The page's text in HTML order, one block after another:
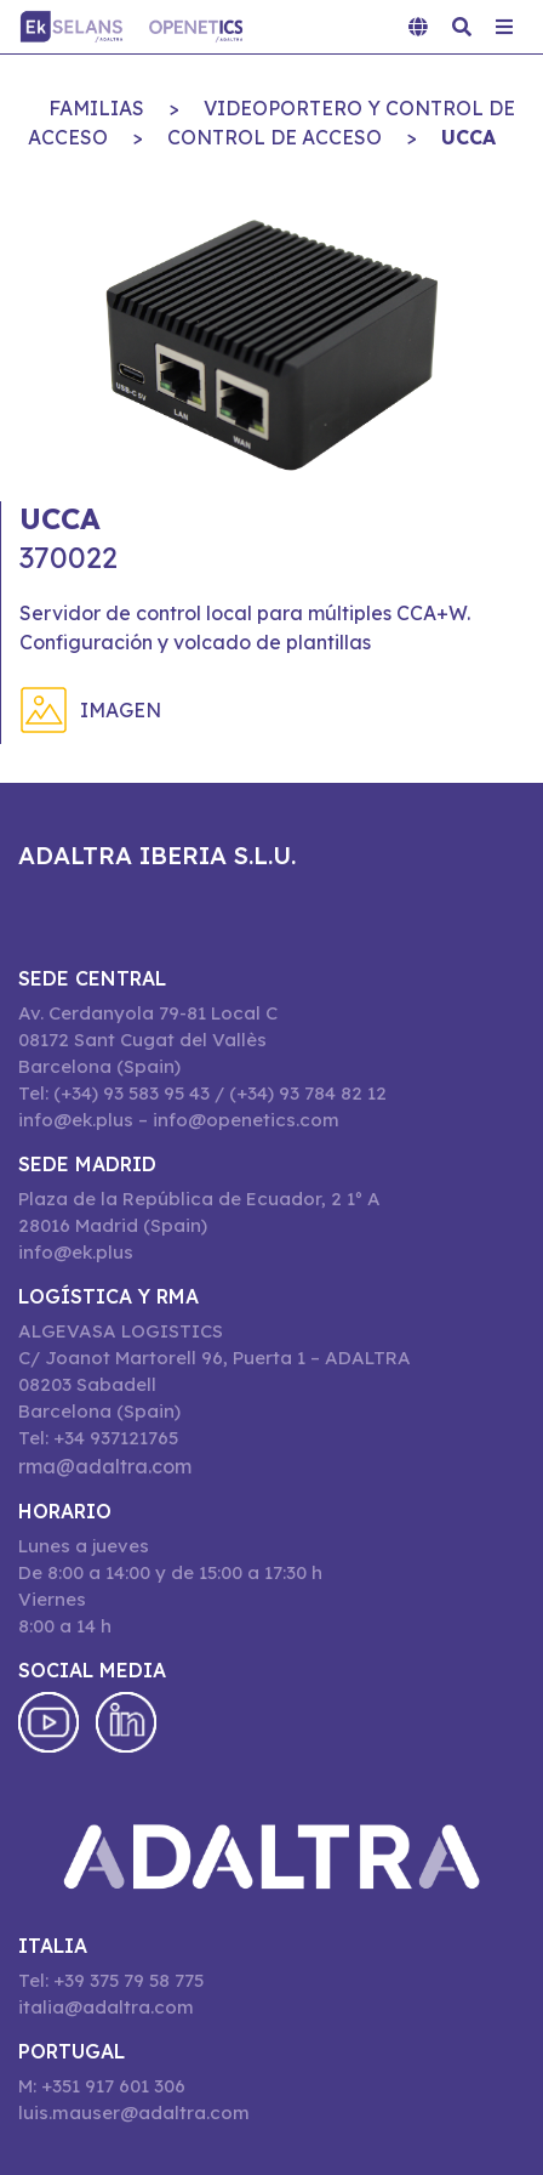
FAMILIAS >
VIDEOPORTERO Y CONTROL DE
ACCESO
> CONTROL DE ACCESO > UCCA
UCCA
370022
Servidor de control local para múltiples CCA+W.
Configuración y volcado de plantillas
IMAGEN
ADALTRA IBERIA S.L.U.
SEDE CENTRAL
Av. Cerdanyola 79-81 Local C
08172 Sant Cugat del Vallès
Barcelona (Spain)
Tel: (+34) 93 583 95 43 / (+34) 93 784 82 12
info@ek.plus – info@openetics.com
SEDE MADRID
Plaza de la República de Ecuador, 2 1º A
28016 Madrid (Spain)
info@ek.plus
LOGÍSTICA Y RMA
ALGEVASA LOGISTICS
C/ Joanot Martorell 96, Puerta 1 – ADALTRA
08203 Sabadell
Barcelona (Spain)
Tel: +34 937121765
rma@adaltra.com
HORARIO
Lunes a jueves
De 8:00 a 14:00 y de 15:00 a 17:30 h
Viernes
8:00 a 14 h
SOCIAL MEDIA
ITALIA
Tel: +39 375 79 58 775
italia@adaltra.com
PORTUGAL
M: +351 917 601 306
luis.mauser@adaltra.com